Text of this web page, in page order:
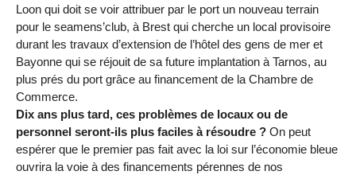
Loon qui doit se voir attribuer par le port un nouveau terrain
pour le seamens’club, à Brest qui cherche un local provisoire
durant les travaux d’extension de l’hôtel des gens de mer et
Bayonne qui se réjouit de sa future implantation à Tarnos, au
plus prés du port grâce au financement de la Chambre de
Commerce.
Dix ans plus tard, ces problèmes de locaux ou de
personnel seront-ils plus faciles à résoudre ? On peut
espérer que le premier pas fait avec la loi sur l’économie bleue
ouvrira la voie à des financements pérennes de nos